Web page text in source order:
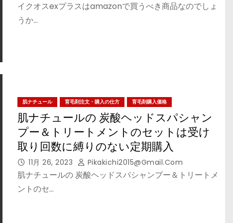
イクオスexプラスはamazonで買うべき商品なのでしょ
うか…
肌ナチュール 育毛剤注文・購入の仕方 育毛剤購入価格
肌ナチュールの 炭酸ヘッドスパシャン
プー＆トリートメントのセットは受け
取り回数に縛りのない定期購入
11月 26, 2023 Pikakichi2015@gmail.com
肌ナチュールの 炭酸ヘッドスパシャンプー＆トリートメ
ントのセ…